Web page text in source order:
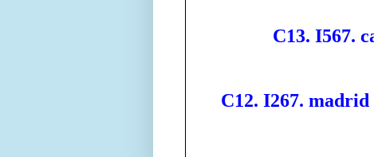
C13. I567.
C12. I267.